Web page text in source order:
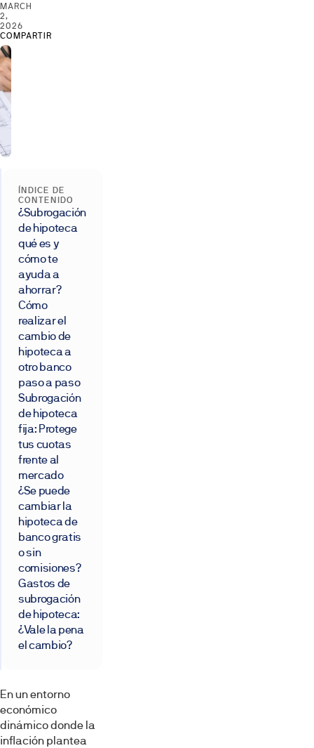
MARCH
2,
2026
COMPARTIR
En un entorno
económico
dinámico donde la
inflación plantea
ÍNDICE DE
CONTENIDO
¿Subrogación
de hipoteca
qué es y
cómo te
ayuda a
ahorrar?
Cómo
realizar el
cambio de
hipoteca a
otro banco
paso a paso
Subrogación
de hipoteca
fija: Protege
tus cuotas
frente al
mercado
¿Se puede
cambiar la
hipoteca de
banco gratis
o sin
comisiones?
Gastos de
subrogación
de hipoteca:
¿Vale la pena
el cambio?